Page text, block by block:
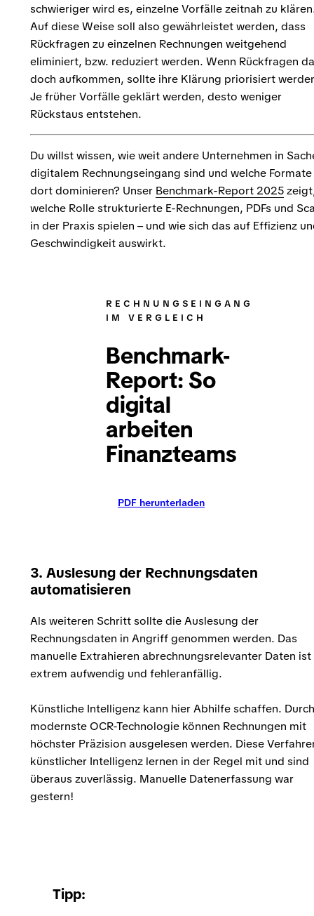
schwieriger wird es, einzelne Vorfälle zeitnah zu
Auf diese Weise soll also gewährleistet werden, dass
Rückfragen zu einzelnen Rechnungen weitgehend
eliminiert, bzw. reduziert werden. Wenn Rückfragen
doch aufkommen, sollte ihre Klärung priorisiert
Je früher Vorfälle geklärt werden, desto weniger
Rückstaus entstehen.
Du willst wissen, wie weit andere Unternehmen in
digitalem Rechnungseingang sind und welche Formate
dort dominieren? Unser Benchmark-Report 2025
welche Rolle strukturierte E-Rechnungen, PDFs und
in der Praxis spielen – und wie sich das auf Effizienz
Geschwindigkeit auswirkt.
RECHNUNGSEINGANG
IM VERGLEICH
Benchmark-
Report: So
digital
arbeiten
Finanzteams
PDF herunterladen
3. Auslesung der Rechnungsdaten
automatisieren
Als weiteren Schritt sollte die Auslesung der
Rechnungsdaten in Angriff genommen werden. Das
manuelle Extrahieren abrechnungsrelevanter Daten ist
extrem aufwendig und fehleranfällig.
Künstliche Intelligenz kann hier Abhilfe schaffen. Durch
modernste OCR-Technologie können Rechnungen mit
höchster Präzision ausgelesen werden. Diese
künstlicher Intelligenz lernen in der Regel mit und sind
überaus zuverlässig. Manuelle Datenerfassung war
gestern!
Tipp: